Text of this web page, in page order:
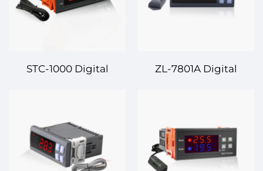
STC-1000 Digital
Temperatur
İdarəetməsi
ZL-7801A Digital
Temperatur Kontrolu